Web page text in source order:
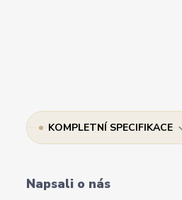
KOMPLETNÍ SPECIFIKACE
Napsali o nás